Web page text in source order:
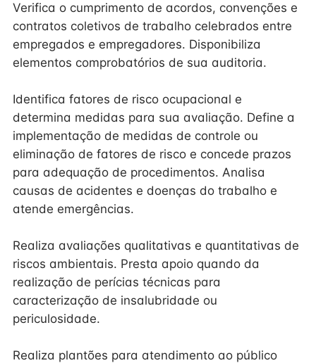
Verifica o cumprimento de acordos, convenções e
contratos coletivos de trabalho celebrados entre
empregados e empregadores. Disponibiliza
elementos comprobatórios de sua auditoria.
Identifica fatores de risco ocupacional e
determina medidas para sua avaliação. Define a
implementação de medidas de controle ou
eliminação de fatores de risco e concede prazos
para adequação de procedimentos. Analisa
causas de acidentes e doenças do trabalho e
atende emergências.
Realiza avaliações qualitativas e quantitativas de
riscos ambientais. Presta apoio quando da
realização de perícias técnicas para
caracterização de insalubridade ou
periculosidade.
Realiza plantões para atendimento ao público